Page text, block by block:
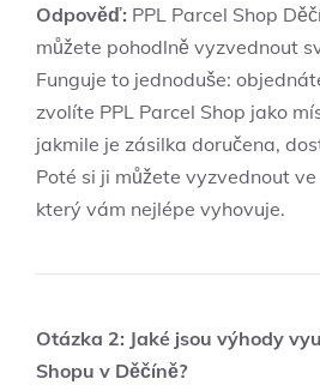
Odpověď: PPL Parcel Shop
můžete pohodlně vyzvednout
Funguje to jednoduše:
zvolíte PPL Parcel Shop jako
jakmile je zásilka doručena,
Poté si ji můžete vyzvednout
který vám nejlépe vyhovuje.
Otázka 2: Jaké jsou výhody
Shopu v Děčíně?